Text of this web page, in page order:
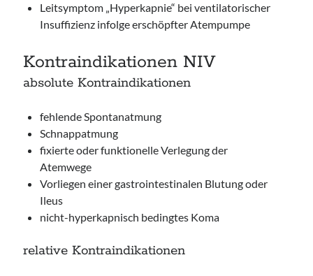
Leitsymptom „Hyperkapnie“ bei ventilatorischer
Insuffizienz infolge erschöpfter Atempumpe
Kontraindikationen NIV
absolute Kontraindikationen
fehlende Spontanatmung
Schnappatmung
fixierte oder funktionelle Verlegung der
Atemwege
Vorliegen einer gastrointestinalen Blutung oder
Ileus
nicht-hyperkapnisch bedingtes Koma
relative Kontraindikationen